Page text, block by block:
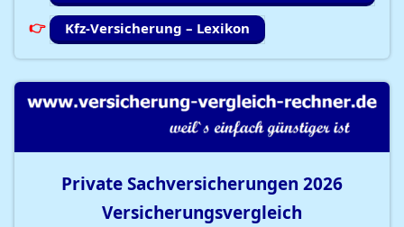
Kfz-Versicherung – Lexikon
Private Sachversicherungen 2026
Versicherungsvergleich